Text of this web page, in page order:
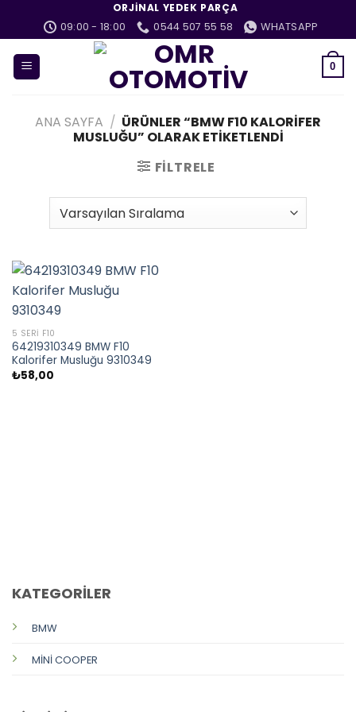
ORJINAL YEDEK PARÇA
09:00 - 18:00
0544 507 55 58 WHATSAPP
0
ANA SAYFA / ÜRÜNLER “BMW F10 KALORIFER
MUSLUĞU” OLARAK ETIKETLENDI
FILTRELE
5 SERI F10
64219310349 BMW F10
Kalorifer Musluğu 9310349
₺58,00
KATEGORİLER
BMW
MİNİ COOPER